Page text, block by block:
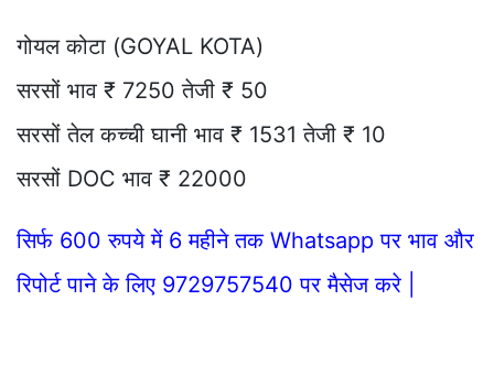
गोयल कोटा (GOYAL KOTA)
सरसों भाव ₹ 7250 तेजी ₹ 50
सरसों तेल कच्ची घानी भाव ₹ 1531 तेजी ₹ 10
सरसों DOC भाव ₹ 22000
सिर्फ 600 रुपये में 6 महीने तक Whatsapp पर भाव और
रिपोर्ट पाने के लिए 9729757540 पर मैसेज करे |